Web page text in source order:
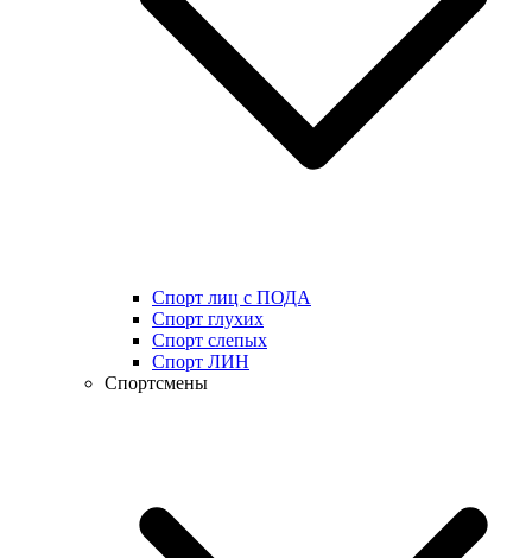
Спорт лиц с ПОДА
Спорт глухих
Спорт слепых
Спорт ЛИН
Спортсмены